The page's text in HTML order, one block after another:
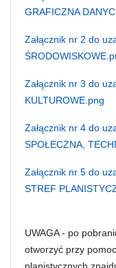
GRAFICZNA
Załącznik nr 2 do
Załącznik nr 3 do
KULTUROWE.png
Załącznik nr 4 do
SPOŁECZNA,
Załącznik nr 5 do
STREF
UWAGA - po
otworzyć przy